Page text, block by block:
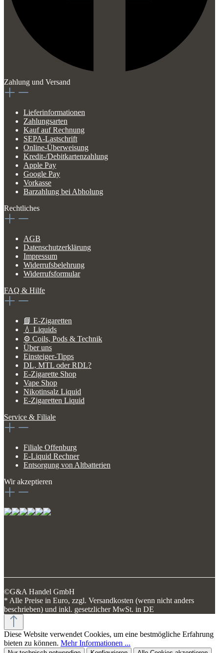
Zahlung und Versand
Lieferinformationen
Zahlungsarten
Kauf auf Rechnung
SEPA-Lastschrift
Online-Überweisung
Kredit-/Debitkartenzahlung
Apple Pay
Google Pay
Vorkasse
Barzahlung bei Abholung
Rechtliches
AGB
Datenschutzerklärung
Impressum
Widerrufsbelehrung
Widerrufsformular
FAQ & Hilfe
📘 E-Zigaretten
💧 Liquids
⚙️ Coils, Pods & Technik
Über uns
Einsteiger-Tipps
DL, MTL oder RDL?
E-Zigarette Shop
Vape Shop
Nikotinsalz Liquid
E-Zigaretten Liquid
Service & Filiale
Filiale Offenburg
E-Liquid Rechner
Entsorgung von Altbatterien
Wir akzeptieren
©G&A Handel GmbH
* Alle Preise in Euro, zzgl. Versandkosten (wenn nicht anders
beschrieben) und inkl. gesetzlicher MwSt. in DE
Diese Website verwendet Cookies, um eine bestmögliche Erfahrung
bieten zu können. Mehr Informationen ...